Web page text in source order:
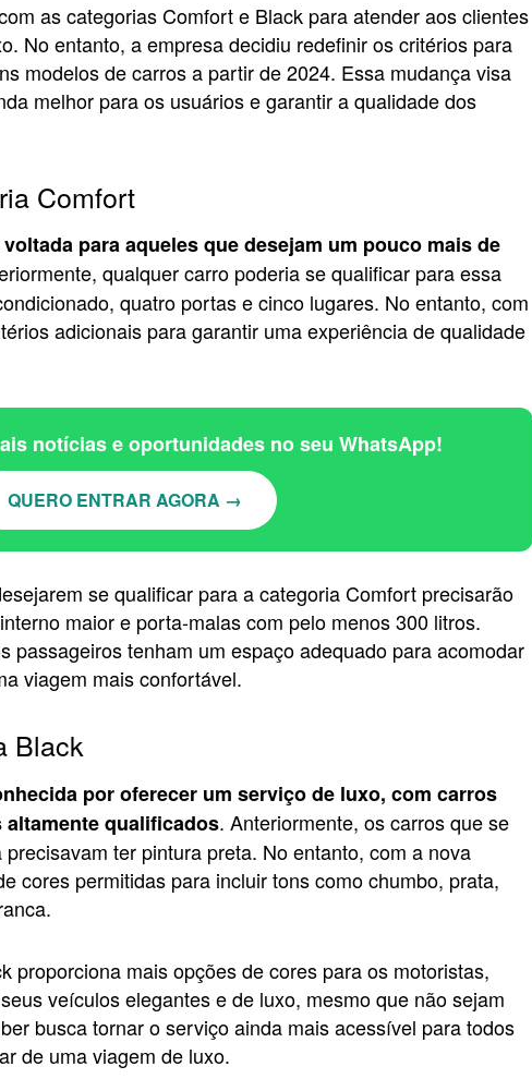
as categorias Comfort e Black para atender aos clientes
No entanto, a empresa decidiu redefinir os critérios para
modelos de carros a partir de 2024. Essa mudança visa
melhor para os usuários e garantir a qualidade dos
Comfort
para aqueles que desejam um pouco mais de
qualquer carro poderia se qualificar para essa
quatro portas e cinco lugares. No entanto, com
adicionais para garantir uma experiência de qualidade
notícias e oportunidades no seu WhatsApp!
QUERO ENTRAR AGORA →
se qualificar para a categoria Comfort precisarão
maior e porta-malas com pelo menos 300 litros.
passageiros tenham um espaço adequado para acomodar
viagem mais confortável.
Black
por oferecer um serviço de luxo, com carros
qualificados. Anteriormente, os carros que se
ter pintura preta. No entanto, com a nova
cores permitidas para incluir tons como chumbo, prata,
proporciona mais opções de cores para os motoristas,
veículos elegantes e de luxo, mesmo que não sejam
busca tornar o serviço ainda mais acessível para todos
de uma viagem de luxo.